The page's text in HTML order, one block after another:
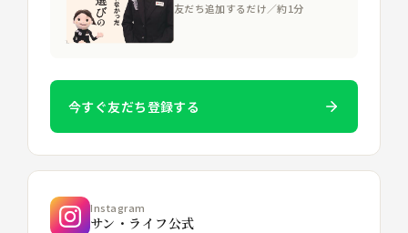
友だち追加するだけ／約1分
今すぐ友だち登録する
Instagram
サン・ライフ公式